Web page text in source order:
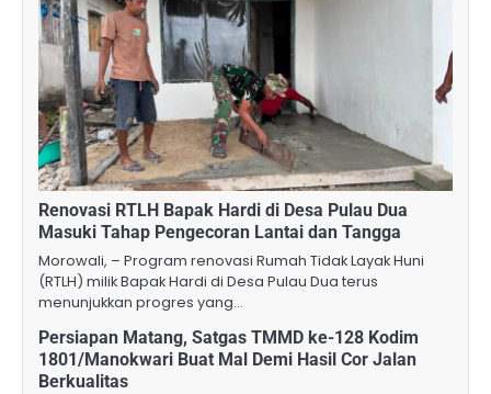
Renovasi RTLH Bapak Hardi di Desa Pulau Dua
Masuki Tahap Pengecoran Lantai dan Tangga
Morowali, – Program renovasi Rumah Tidak Layak Huni
(RTLH) milik Bapak Hardi di Desa Pulau Dua terus
menunjukkan progres yang…
Persiapan Matang, Satgas TMMD ke-128 Kodim
1801/Manokwari Buat Mal Demi Hasil Cor Jalan
Berkualitas